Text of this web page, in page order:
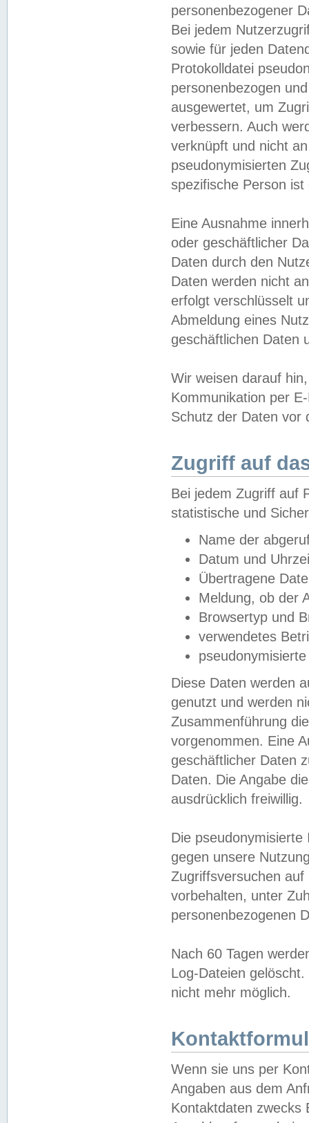
personenbezogener
Bei jedem
sowie für jeden
Protokolldatei
personenbezogen
ausgewertet, um
verbessern. Auch
verknüpft und nicht
pseudonymisierten
spezifische Person
Eine Ausnahme
oder geschäftlicher
Daten durch den
Daten werden nicht
erfolgt verschlüsselt
Abmeldung eines
geschäftlichen Daten
Wir weisen darauf
Kommunikation per
Schutz der Daten vor
Zugriff auf
Bei jedem Zugriff auf
statistische und
Name der
Datum und
Übertragene
Meldung, ob der
Browsertyp und
verwendetes
Diese Daten werden
genutzt und werden
Zusammenführung
vorgenommen. Eine
geschäftlicher Daten
Daten. Die Angabe
ausdrücklich freiwillig.
Die
gegen unsere
Zugriffsversuchen
vorbehalten, unter
personenbezogenen
Nach 60 Tagen
Log-Dateien
nicht mehr möglich.
Wenn sie uns per
Angaben aus dem
Kontaktdaten zwecks